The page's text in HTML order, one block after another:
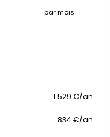
par mois
1 529 €/an
834 €/an